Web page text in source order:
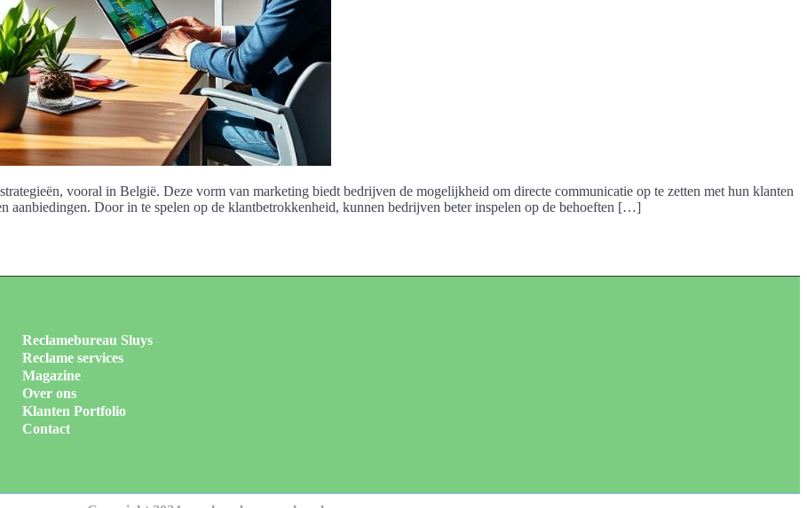
vooral in België. Deze vorm van marketing biedt bedrijven de mogelijkheid om directe communicatie op te zetten met hun klanten
aanbiedingen. Door in te spelen op de klantbetrokkenheid, kunnen bedrijven beter inspelen op de behoeften […]
Reclamebureau Sluys
Reclame services
Magazine
Over ons
Klanten Portfolio
Contact